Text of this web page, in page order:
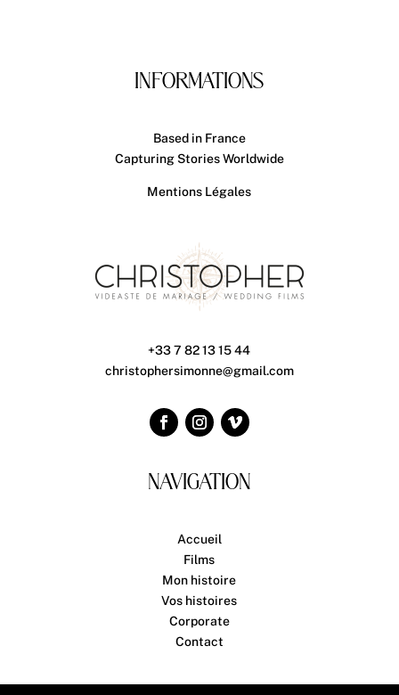
INFORMATIONS
Based in France
Capturing Stories Worldwide
Mentions Légales
+33 7 82 13 15 44
christophersimonne@gmail.com
NAVIGATION
Accueil
Films
Mon histoire
Vos histoires
Corporate
Contact